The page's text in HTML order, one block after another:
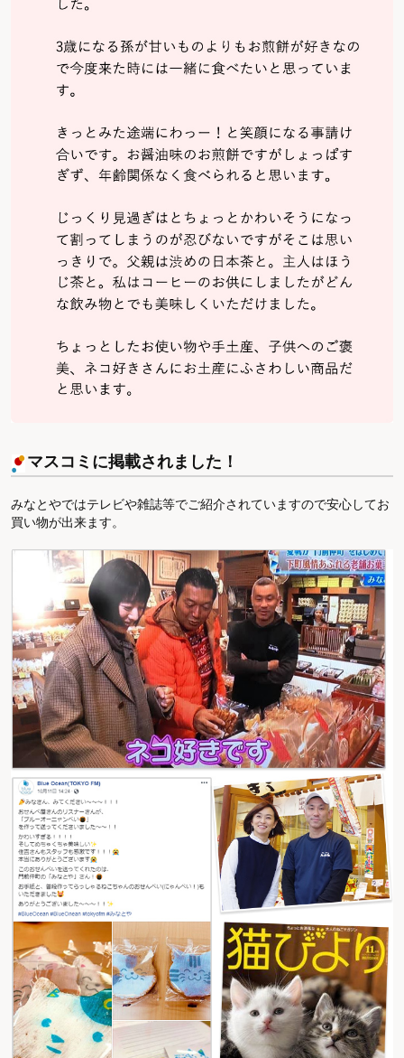
マスコミに掲載されました！
みなとやではテレビや雑誌等でご紹介されていますので安心してお
買い物が出来ます。